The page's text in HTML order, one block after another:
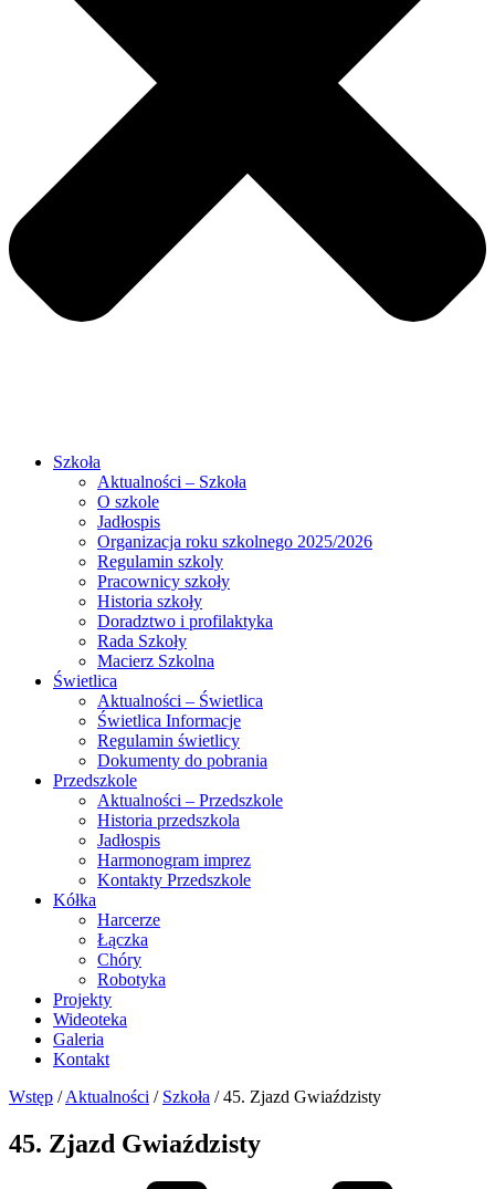
Szkoła
Aktualności – Szkoła
O szkole
Jadłospis
Organizacja roku szkolnego 2025/2026
Regulamin szkoly
Pracownicy szkoły
Historia szkoły
Doradztwo i profilaktyka
Rada Szkoły
Macierz Szkolna
Świetlica
Aktualności – Świetlica
Świetlica Informacje
Regulamin świetlicy
Dokumenty do pobrania
Przedszkole
Aktualności – Przedszkole
Historia przedszkola
Jadłospis
Harmonogram imprez
Kontakty Przedszkole
Kółka
Harcerze
Łączka
Chóry
Robotyka
Projekty
Wideoteka
Galeria
Kontakt
Wstęp / Aktualności / Szkoła / 45. Zjazd Gwiaździsty
45. Zjazd Gwiaździsty